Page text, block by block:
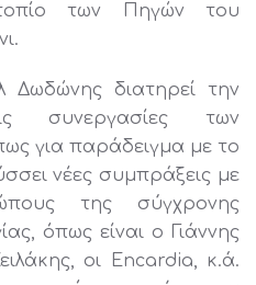
των Πηγών του
Δωδώνης διατηρεί την
συνεργασίες των
για παράδειγμα με το
νέες συμπράξεις με
της σύγχρονης
όπως είναι ο Γιάννης
οι Encardia, κ.ά.